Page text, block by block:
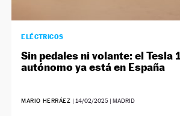
ELÉCTRICOS
Sin pedales ni volante: el Tesla
autónomo ya está en España
MARIO HERRÁEZ | 14/02/2025| MADRID